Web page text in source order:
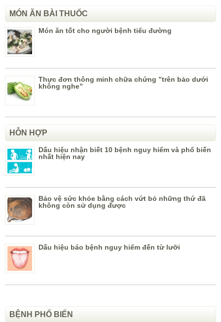
MÓN ĂN BÀI THUỐC
Món ăn tốt cho người bệnh tiểu đường
Thực đơn thông minh chữa chứng ”trên bảo dưới
không nghe”
HỖN HỢP
Dấu hiệu nhận biết 10 bệnh nguy hiểm và phổ biến
nhất hiện nay
Bảo vệ sức khỏe bằng cách vứt bỏ những thứ đã
không còn sử dụng được
Dấu hiệu báo bệnh nguy hiểm đến từ lưỡi
BỆNH PHỔ BIẾN